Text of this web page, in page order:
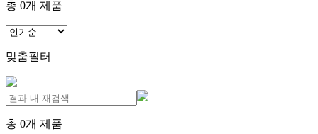
총 0개 제품
맞춤필터
총 0개 제품